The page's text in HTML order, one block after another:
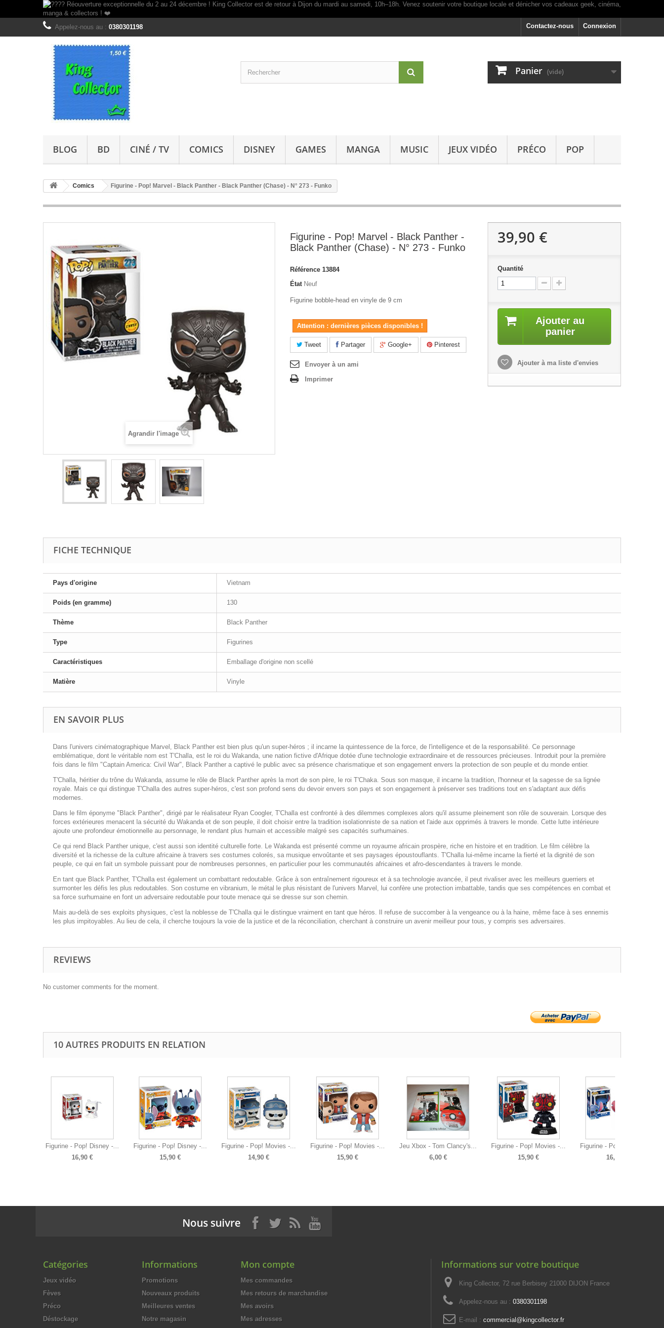
Connexion
Contactez-nous
Appelez-nous au : 0380301198
Panier (vide)
BLOG BD CINÉ / TV COMICS DISNEY GAMES MANGA MUSIC JEUX VIDÉO PRÉCO POP
Comics Figurine - Pop! Marvel - Black Panther - Black Panther (Chase) - N° 273 - Funko
Agrandir l'image
Figurine - Pop! Marvel - Black Panther -
Black Panther (Chase) - N° 273 - Funko
Référence 13884
État Neuf
Figurine bobble-head en vinyle de 9 cm
Attention : dernières pièces disponibles !
Tweet Partager Google+ Pinterest
Envoyer à un ami
Imprimer
39,90 €
Quantité
Ajouter au
panier
Ajouter à ma liste d'envies
FICHE TECHNIQUE
Pays d'origine Vietnam
Poids (en gramme) 130
Thème Black Panther
Type Figurines
Caractéristiques Emballage d'origine non scellé
Matière Vinyle
EN SAVOIR PLUS
Dans l'univers cinématographique Marvel, Black Panther est bien plus qu'un super-héros ; il incarne la quintessence de la force, de l'intelligence et de la responsabilité. Ce personnage
emblématique, dont le véritable nom est T'Challa, est le roi du Wakanda, une nation fictive d'Afrique dotée d'une technologie extraordinaire et de ressources précieuses. Introduit pour la première
fois dans le film "Captain America: Civil War", Black Panther a captivé le public avec sa présence charismatique et son engagement envers la protection de son peuple et du monde entier.
T'Challa, héritier du trône du Wakanda, assume le rôle de Black Panther après la mort de son père, le roi T'Chaka. Sous son masque, il incarne la tradition, l'honneur et la sagesse de sa lignée
royale. Mais ce qui distingue T'Challa des autres super-héros, c'est son profond sens du devoir envers son pays et son engagement à préserver ses traditions tout en s'adaptant aux défis
modernes.
Dans le film éponyme "Black Panther", dirigé par le réalisateur Ryan Coogler, T'Challa est confronté à des dilemmes complexes alors qu'il assume pleinement son rôle de souverain. Lorsque des
forces extérieures menacent la sécurité du Wakanda et de son peuple, il doit choisir entre la tradition isolationniste de sa nation et l'aide aux opprimés à travers le monde. Cette lutte intérieure
ajoute une profondeur émotionnelle au personnage, le rendant plus humain et accessible malgré ses capacités surhumaines.
Ce qui rend Black Panther unique, c'est aussi son identité culturelle forte. Le Wakanda est présenté comme un royaume africain prospère, riche en histoire et en tradition. Le film célèbre la
diversité et la richesse de la culture africaine à travers ses costumes colorés, sa musique envoûtante et ses paysages époustouflants. T'Challa lui-même incarne la fierté et la dignité de son
peuple, ce qui en fait un symbole puissant pour de nombreuses personnes, en particulier pour les communautés africaines et afro-descendantes à travers le monde.
En tant que Black Panther, T'Challa est également un combattant redoutable. Grâce à son entraînement rigoureux et à sa technologie avancée, il peut rivaliser avec les meilleurs guerriers et
surmonter les défis les plus redoutables. Son costume en vibranium, le métal le plus résistant de l'univers Marvel, lui confère une protection imbattable, tandis que ses compétences en combat et
sa force surhumaine en font un adversaire redoutable pour toute menace qui se dresse sur son chemin.
Mais au-delà de ses exploits physiques, c'est la noblesse de T'Challa qui le distingue vraiment en tant que héros. Il refuse de succomber à la vengeance ou à la haine, même face à ses ennemis
les plus impitoyables. Au lieu de cela, il cherche toujours la voie de la justice et de la réconciliation, cherchant à construire un avenir meilleur pour tous, y compris ses adversaires.
REVIEWS
No customer comments for the moment.
10 AUTRES PRODUITS EN RELATION
Figurine - Pop! Disney -...
16,90 €
Figurine - Pop! Disney -...
15,90 €
Figurine - Pop! Movies -...
14,90 €
Figurine - Pop! Movies -...
15,90 €
Jeu Xbox - Tom Clancy's...
6,00 €
Figurine - Pop! Movies -...
15,90 €
Figurine - Pop! Disney -...
16,90 €
Nous suivre
Catégories
Jeux vidéo
Fèves
Préco
Déstockage
Informations
Promotions
Nouveaux produits
Meilleures ventes
Notre magasin
Mon compte
Mes commandes
Mes retours de marchandise
Mes avoirs
Mes adresses
Informations sur votre boutique
King Collector, 72 rue Berbisey 21000 DIJON France
Appelez-nous au : 0380301198
E-mail : commercial@kingcollector.fr